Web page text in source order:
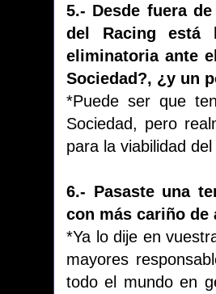
5.- Desde fuera
del Racing está
eliminatoria ante
Sociedad?, ¿y un
*Puede ser que
Sociedad, pero
para la viabilidad
6.- Pasaste una
con más cariño de
*Ya lo dije en
mayores
todo el mundo en